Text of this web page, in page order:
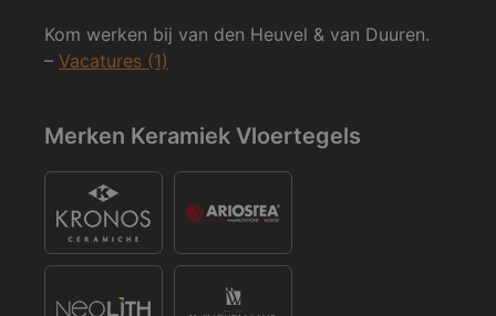
Kom werken bij van den Heuvel & van Duuren.
– Vacatures (1)
Merken Keramiek Vloertegels